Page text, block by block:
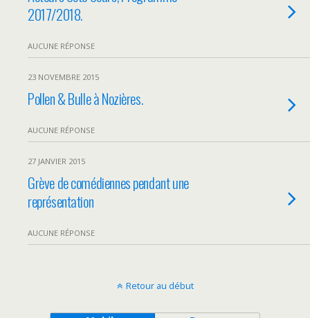
2017/2018.
AUCUNE RÉPONSE
23 NOVEMBRE 2015
Pollen & Bulle à Nozières.
AUCUNE RÉPONSE
27 JANVIER 2015
Grève de comédiennes pendant une
représentation
AUCUNE RÉPONSE
Retour au début